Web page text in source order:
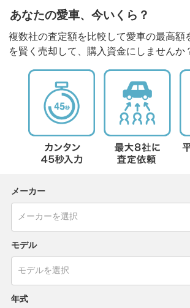
あなたの愛車、今いくら？
複数社の査定額を比較して愛車の最高額
を賢く売却して、購入資金にしませんか
メーカー
モデル
年式